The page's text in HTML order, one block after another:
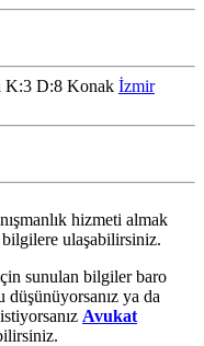
K:3 D:8 Konak İzmir
hizmeti almak
ulaşabilirsiniz.
sunulan bilgiler baro
düşünüyorsanız ya da
Avukat